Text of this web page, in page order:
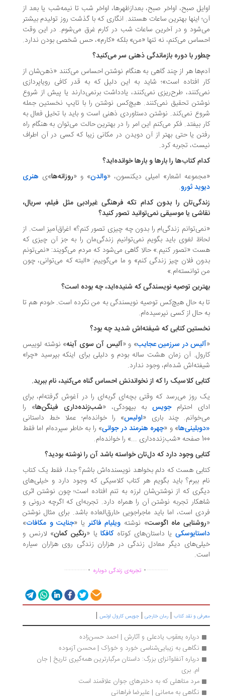
صبح، اواخر صبح، بعدازظهرها، اواخر شب تا نیمه‌شب یا بعد از
اینها بهترین ساعات هستند. انگاری که با گذشت روز تولیدم بیشتر
و در آخرین ساعات شب در کارم غرق می‌شوم. در این وقت
می‌کنم، نه تنها «من» بلکه «کارم»، حس شخصی بودن ندارد.
با دوره بازماندگی ذهنی سر می‌کنید؟
هر از چند گاهی به هنگام نوشتن احساس می‌کنند «ذهن‌شان از
افتاده است»؛ شاید به این دلیل که به قدر کافی رویاپردازی
طرح‌ریزی نمی‌کنند، یادداشت برنمی‌دارند یا پیش از شروع
تحقیق نمی‌کنند. هیچ‌کس نوشتن را با تایپ نخستین جمله
نمی‌کند. نوشتن دستاوردی ذهنی است و باید با تخیل فعال به
بیفتد. فکر می‌کنم این امر را در بهترین حالت می‌توان به هنگام راه
یا حتی بهتر از آن دویدن در مکانی زیبا که کسی در آن اطراف
تجربه کرد.
کتاب‌ها را بارها و بارها خوانده‌اید؟
اشعار» امیلی دیکنسون، «والدن» و «روزانه‌ها»یهنری
ثورو.
را بدون کدام تکه فرهنگی غیرادبی مثل فیلم، سریال،
یا موسیقی نمی‌توانید تصور کنید؟
زندگی‌ام را بدون چه چیزی تصور کنم؟» اغراق‌آمیز است. از
لغوی باید بگویم نمی‌توانیم زندگی‌مان را به جز آن چیزی که
«تصور کنیم.» حالا گاهی می‌شود که مردم می‌گویند: «نمی‌تونم
فلان چیز زندگی کنم» و ما می‌گوییم: «البته که می‌توانی، چون
توانسته‌ام.»
توصیه نویسندگی که شنیده‌اید، چه بوده است؟
به حال هیچ‌کس توصیه نویسندگی به‌ من نکرده است. خودم هم تا
حال از کسی نپرسیده‌ام.
کتابی که شیفته‌اش شدید چه بود؟
آلیس در سرزمین عجایب» و «آلیس آن سوی آینه» نوشته لوییس
آن زمان هشت ساله بودم و دلیلی برای اینکه بپرسید «چرا»
شده‌ام، وجود ندارد.
کلاسیک را که از نخواندنش احساس گناه می‌کنید، نام ببرید.
روز می‌رسد که وقتی بچه‌ای گربه‌ای را در آغوش گرفته‌ام، برای
احترامجویسبه بیهودگی، «شب‌زنده‌داری فینگن‌ها» را
چند باری «اولیس» را خوانده‌ام؛ عملا خط داستانی
» و «چهره هنرمند در جوانی» را به خاطر سپرده‌ام اما فقط
وجود دارد که دل‌تان خواسته باشد آن را نوشته بودید؟
هست که دلم بخواهد نویسنده‌اش باشم؟ جدا، فقط یک کتاب
ببرم؟ باید بگویم هر کتاب کلاسیکی که وجود دارد و خیلی‌های
که از نوشتن‌شان لرزه به تنم افتاده است؛ چون نوشتن اثری
تجربه نوشتن آن را همراه دارد. تجربه‌ای که اگرچه درونی و
است، اما باید ماجراجویی خارق‌العاده باشد. برای مثال نوشتن
روشنایی ماه اگوست» نوشتهویلیام فاکنریا «جنایت و مکافات»
یا داستان‌های کوتاه کافکایا «رنگین کمان» لارنس و
دیگر معادل زندگی در هزاران زندگی روی هزاران سیاره
................تجربه‌ی زندگی دوباره ...............
و نقد کتاب|رمان خارجی|جویس کارول اوتس|
درباره یعقوب یادعلی و آثارش | احمد حسن‌زاده
نگاهی به زیبایی‌شناسی‌ خورد و خوراک | محسن آزموده
درباره آنفلوآنزای بزرگ: داستان مرگبارترین همه‌گیری تاریخ | جان
مرد متاهلی که به دخترهای جوان علاقمند است
نگاهی به مه‌مانی | علیرضا فراهانی